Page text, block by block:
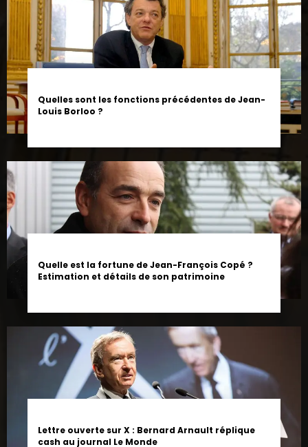
Louis Borloo ?
Estimation et détails de son patrimoine
cash au journal Le Monde